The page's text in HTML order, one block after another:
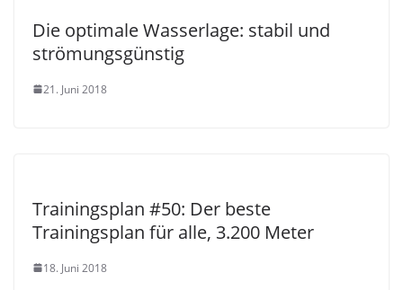
Die optimale Wasserlage: stabil und
strömungsgünstig
21. Juni 2018
Trainingsplan #50: Der beste
Trainingsplan für alle, 3.200 Meter
18. Juni 2018